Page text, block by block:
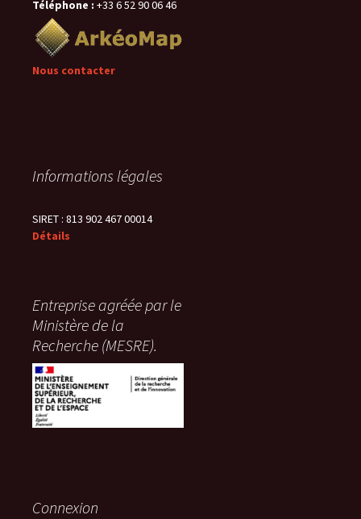
Téléphone : +33 6 52 90 06 46
Nous contacter
Informations légales
SIRET : 813 902 467 00014
Détails
Entreprise agréée par le
Ministère de la
Recherche (MESRE).
Connexion